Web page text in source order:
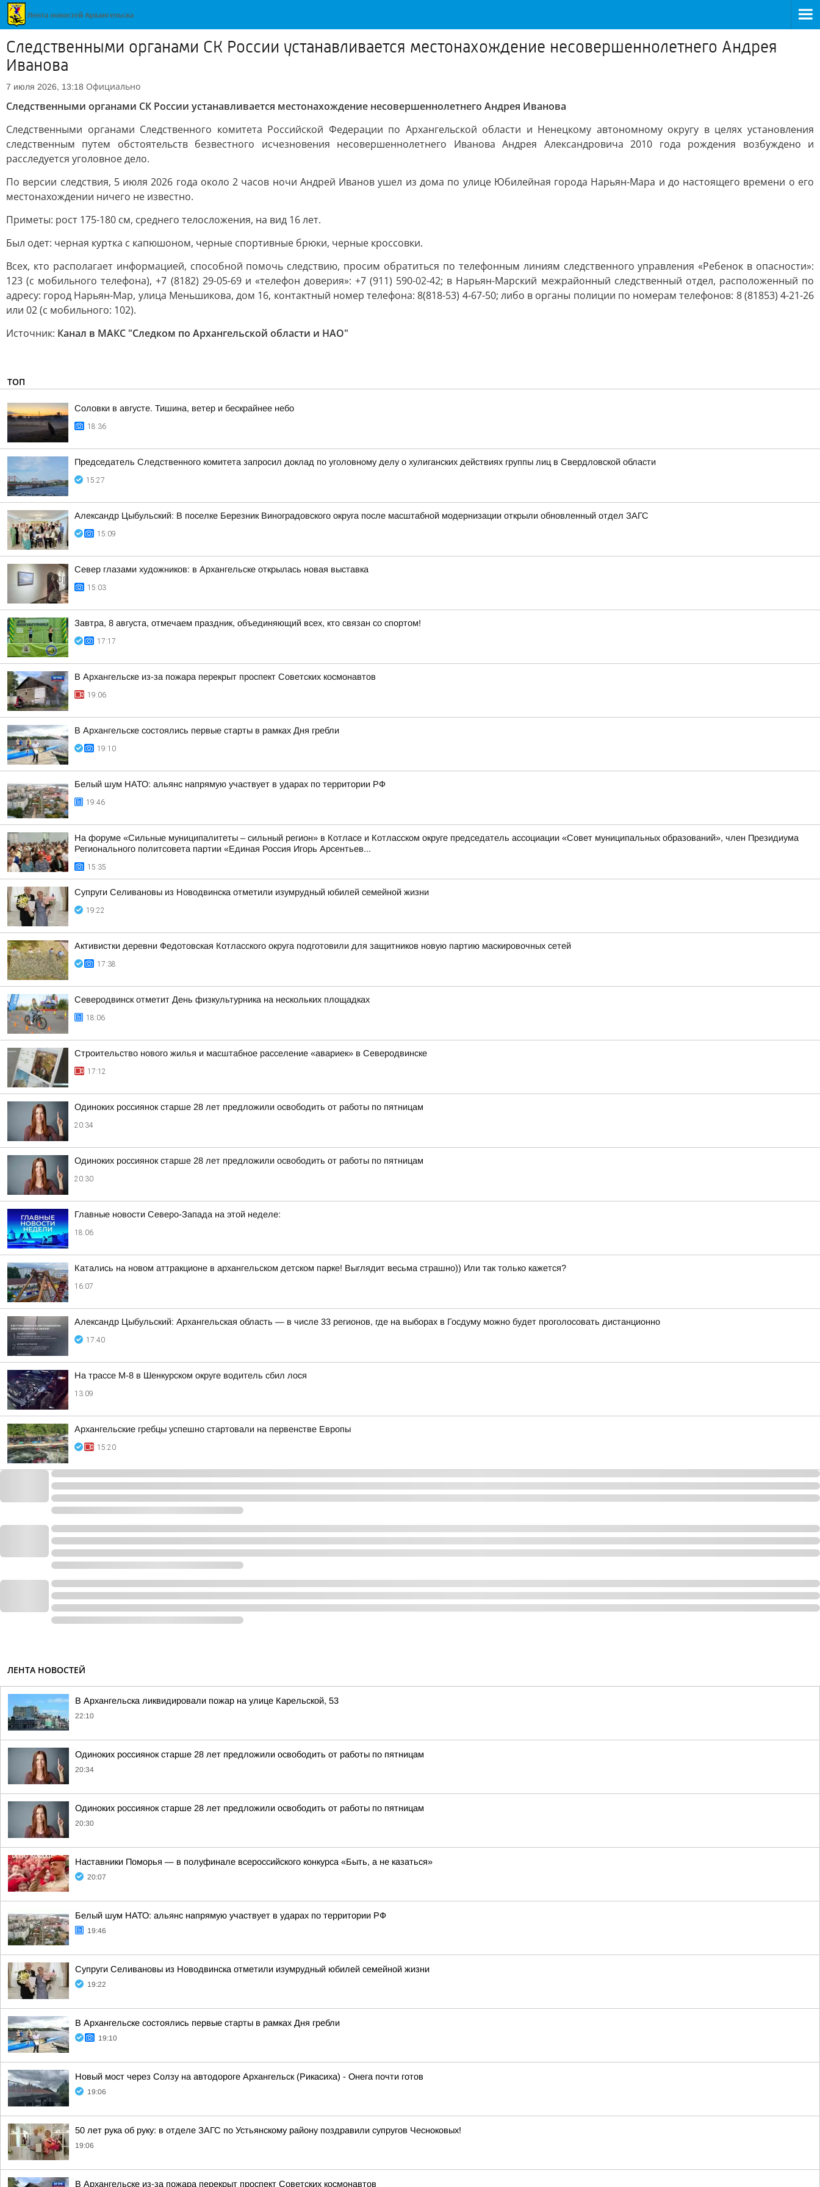
Следственными органами СК России устанавливается местонахождение несовершеннолетнего Андрея
Иванова
7 июля 2026, 13:18 Официально
Следственными органами СК России устанавливается местонахождение несовершеннолетнего Андрея Иванова
Следственными органами Следственного комитета Российской Федерации по Архангельской области и Ненецкому автономному округу в целях установления
следственным путем обстоятельств безвестного исчезновения несовершеннолетнего Иванова Андрея Александровича 2010 года рождения возбуждено и
расследуется уголовное дело.
По версии следствия, 5 июля 2026 года около 2 часов ночи Андрей Иванов ушел из дома по улице Юбилейная города Нарьян-Мара и до настоящего времени о его
местонахождении ничего не известно.
Приметы: рост 175-180 см, среднего телосложения, на вид 16 лет.
Был одет: черная куртка с капюшоном, черные спортивные брюки, черные кроссовки.
Всех, кто располагает информацией, способной помочь следствию, просим обратиться по телефонным линиям следственного управления «Ребенок в опасности»:
123 (с мобильного телефона), +7 (8182) 29-05-69 и «телефон доверия»: +7 (911) 590-02-42; в Нарьян-Марский межрайонный следственный отдел, расположенный по
адресу: город Нарьян-Мар, улица Меньшикова, дом 16, контактный номер телефона: 8(818-53) 4-67-50; либо в органы полиции по номерам телефонов: 8 (81853) 4-21-26
или 02 (с мобильного: 102).
Источник: Канал в МАКС "Следком по Архангельской области и НАО"
ТОП
Соловки в августе. Тишина, ветер и бескрайнее небо
18:36
Председатель Следственного комитета запросил доклад по уголовному делу о хулиганских действиях группы лиц в Свердловской области
15:27
Александр Цыбульский: В поселке Березник Виноградовского округа после масштабной модернизации открыли обновленный отдел ЗАГС
15:09
Север глазами художников: в Архангельске открылась новая выставка
15:03
Завтра, 8 августа, отмечаем праздник, объединяющий всех, кто связан со спортом!
17:17
В Архангельске из-за пожара перекрыт проспект Советских космонавтов
19:06
В Архангельске состоялись первые старты в рамках Дня гребли
19:10
Белый шум НАТО: альянс напрямую участвует в ударах по территории РФ
19:46
На форуме «Сильные муниципалитеты – сильный регион» в Котласе и Котласском округе председатель ассоциации «Совет муниципальных образований», член Президиума
Регионального политсовета партии «Единая Россия Игорь Арсентьев...
15:35
Супруги Селивановы из Новодвинска отметили изумрудный юбилей семейной жизни
19:22
Активистки деревни Федотовская Котласского округа подготовили для защитников новую партию маскировочных сетей
17:38
Северодвинск отметит День физкультурника на нескольких площадках
18:06
Строительство нового жилья и масштабное расселение «авариек» в Северодвинске
17:12
Одиноких россиянок старше 28 лет предложили освободить от работы по пятницам
20:34
Одиноких россиянок старше 28 лет предложили освободить от работы по пятницам
20:30
Главные новости Северо-Запада на этой неделе:
18:06
Катались на новом аттракционе в архангельском детском парке! Выглядит весьма страшно)) Или так только кажется?
16:07
Александр Цыбульский: Архангельская область — в числе 33 регионов, где на выборах в Госдуму можно будет проголосовать дистанционно
17:40
На трассе М-8 в Шенкурском округе водитель сбил лося
13:09
Архангельские гребцы успешно стартовали на первенстве Европы
15:20
ЛЕНТА НОВОСТЕЙ
В Архангельска ликвидировали пожар на улице Карельской, 53
22:10
Одиноких россиянок старше 28 лет предложили освободить от работы по пятницам
20:34
Одиноких россиянок старше 28 лет предложили освободить от работы по пятницам
20:30
Наставники Поморья — в полуфинале всероссийского конкурса «Быть, а не казаться»
20:07
Белый шум НАТО: альянс напрямую участвует в ударах по территории РФ
19:46
Супруги Селивановы из Новодвинска отметили изумрудный юбилей семейной жизни
19:22
В Архангельске состоялись первые старты в рамках Дня гребли
19:10
Новый мост через Солзу на автодороге Архангельск (Рикасиха) - Онега почти готов
19:06
50 лет рука об руку: в отделе ЗАГС по Устьянскому району поздравили супругов Чесноковых!
19:06
В Архангельске из-за пожара перекрыт проспект Советских космонавтов